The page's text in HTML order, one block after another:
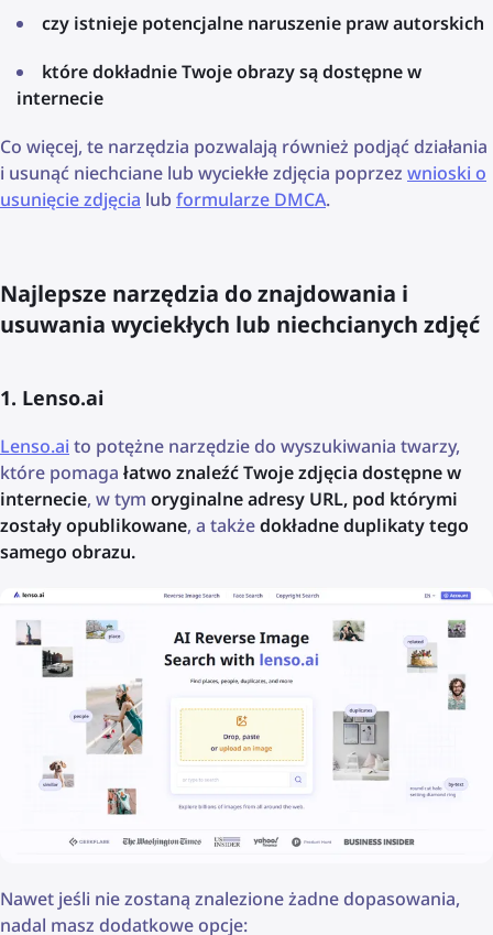
czy istnieje potencjalne naruszenie praw autorskich
które dokładnie Twoje obrazy są dostępne w
internecie
Co więcej, te narzędzia pozwalają również podjąć działania
i usunąć niechciane lub wyciekłe zdjęcia poprzez wnioski o
usunięcie zdjęcia lub formularze DMCA.
Najlepsze narzędzia do znajdowania i
usuwania wyciekłych lub niechcianych zdjęć
1. Lenso.ai
Lenso.ai to potężne narzędzie do wyszukiwania twarzy,
które pomaga łatwo znaleźć Twoje zdjęcia dostępne w
internecie, w tym oryginalne adresy URL, pod którymi
zostały opublikowane, a takżedokładne duplikaty tego
samego obrazu.
Nawet jeśli nie zostaną znalezione żadne dopasowania,
nadal masz dodatkowe opcje: